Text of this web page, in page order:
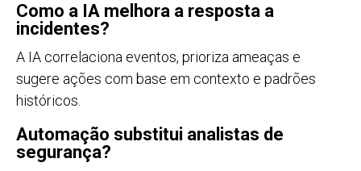
Como a IA melhora a resposta a
incidentes?
A IA correlaciona eventos, prioriza ameaças e
sugere ações com base em contexto e padrões
históricos.
Automação substitui analistas de
segurança?